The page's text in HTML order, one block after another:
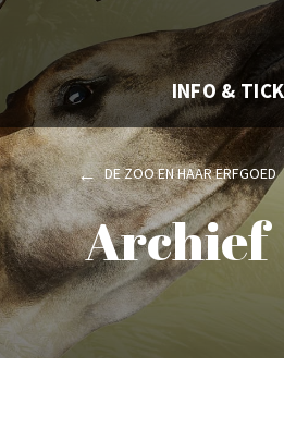
INFO &
DE ZOO EN HAAR ERFGOED
Archief